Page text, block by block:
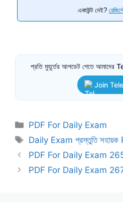
একাউন্ট নেই?
প্রতি মুহূর্তের আপডেট পেতে আমাদের
Join
Categories
PDF For Daily Exam
Tags
Daily Exam প্রস্তুতি সহায়ক
PDF For Daily Exam
PDF For Daily Exam